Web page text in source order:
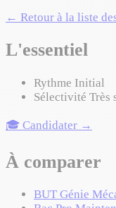
← Retour à la liste
L'essentiel
Rythme Initial
Sélectivité Très
🎓 Candidater →
À comparer
BUT Génie